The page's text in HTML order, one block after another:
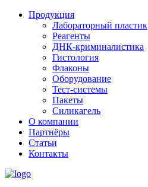
Продукция
Лабораторный пластик
Реагенты
ДНК-криминалистика
Гистология
Флаконы
Оборудование
Тест-системы
Пакеты
Силикагель
О компании
Партнёры
Статьи
Контакты